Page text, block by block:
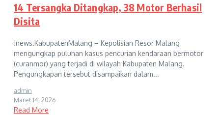
14 Tersangka Ditangkap, 38 Motor Berhasil
Disita
Jnews.KabupatenMalang – Kepolisian Resor Malang
mengungkap puluhan kasus pencurian kendaraan bermotor
(curanmor) yang terjadi di wilayah Kabupaten Malang.
Pengungkapan tersebut disampaikan dalam...
admin
Maret 14, 2026
Read More